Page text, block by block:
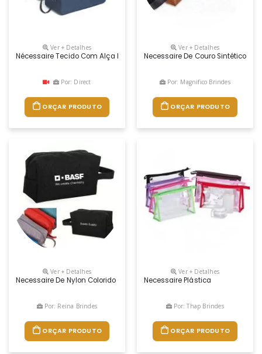
Ver + Detalhes
Nécessaire Tecido Com Alça De Mão
Por: Direct
ORÇAR PRODUTO
Ver + Detalhes
Necessaire De Couro Sintético
Por: Magnifico Brindes
ORÇAR PRODUTO
Ver + Detalhes
Necessaire De Nylon Colorido Com Alça Lateral, Parte Interna Com Forro
Por: Reina Brindes
ORÇAR PRODUTO
Ver + Detalhes
Necessaire Plástica
Por: Thap Brindes
ORÇAR PRODUTO